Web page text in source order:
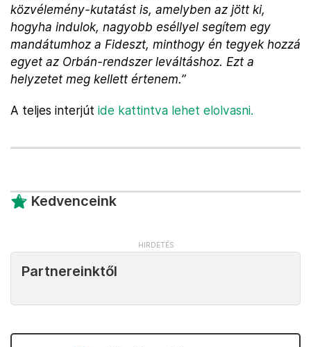
közvélemény-kutatást is, amelyben az jött ki,
hogyha indulok, nagyobb eséllyel segítem egy
mandátumhoz a Fideszt, minthogy én tegyek hozzá
egyet az Orbán-rendszer leváltáshoz. Ezt a
helyzetet meg kellett értenem.”
A teljes interjút ide kattintva lehet elolvasni.
Kedvenceink
Partnereinktől